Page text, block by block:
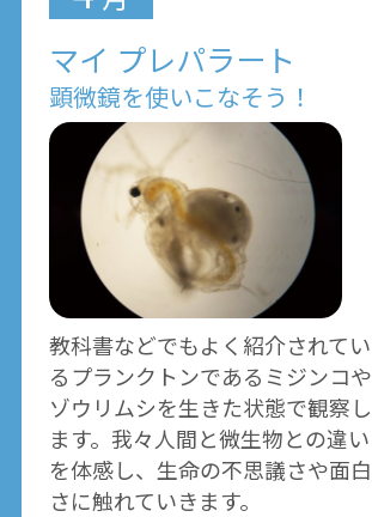
マイ プレパラート
顕微鏡を使いこなそう！
教科書などでもよく紹介されてい
るプランクトンであるミジンコや
ゾウリムシを生きた状態で観察し
ます。我々人間と微生物との違い
を体感し、生命の不思議さや面白
さに触れていきます。